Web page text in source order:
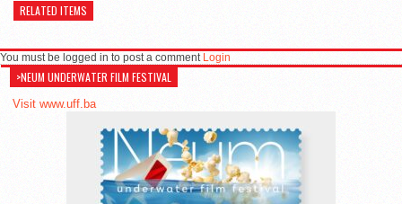
RELATED ITEMS
You must be logged in to post a comment Login
>NEUM UNDERWATER FILM FESTIVAL
Visit www.uff.ba